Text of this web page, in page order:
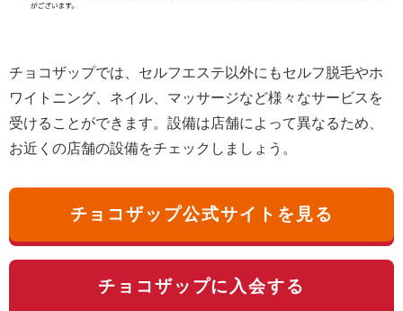
チョコザップでは、セルフエステ以外にもセルフ脱毛やホ
ワイトニング、ネイル、マッサージなど様々なサービスを
受けることができます。設備は店舗によって異なるため、
お近くの店舗の設備をチェックしましょう。
チョコザップ公式サイトを見る
チョコザップに入会する